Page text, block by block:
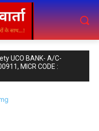
UCO BANK- A/C-
MICR CODE :